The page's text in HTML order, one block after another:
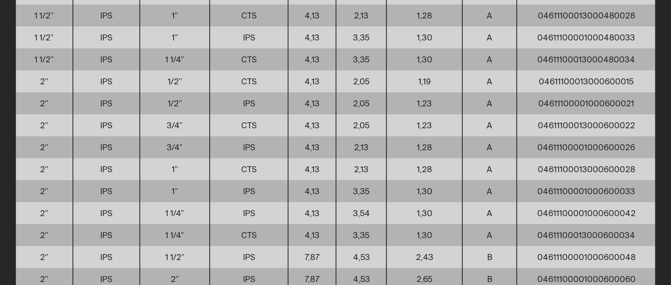
1 1/2” IPS 1” CTS 4,13 2,13 1,28 A 04611100013000480028
1 1/2” IPS 1” IPS 4,13 3,35 1,30 A 04611100001000480033
1 1/2” IPS 1 1/4” CTS 4,13 3,35 1,30 A 04611100013000480034
2” IPS 1/2” CTS 4,13 2,05 1,19 A 04611100013000600015
2” IPS 1/2” IPS 4,13 2,05 1,23 A 04611100001000600021
2” IPS 3/4” CTS 4,13 2,05 1,23 A 04611100013000600022
2” IPS 3/4” IPS 4,13 2,13 1,28 A 04611100001000600026
2” IPS 1” CTS 4,13 2,13 1,28 A 04611100013000600028
2” IPS 1” IPS 4,13 3,35 1,30 A 04611100001000600033
2” IPS 1 1/4” IPS 4,13 3,54 1,30 A 04611100001000600042
2” IPS 1 1/4” CTS 4,13 3,35 1,30 A 04611100013000600034
2” IPS 1 1/2” IPS 7,87 4,53 2,43 B 04611100001000600048
2” IPS 2” IPS 7,87 4,53 2,65 B 04611100001000600060